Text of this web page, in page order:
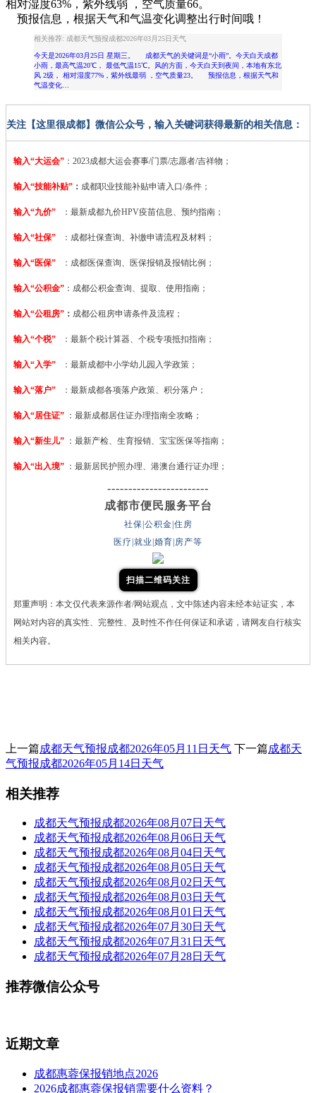
相对湿度63% ，紫外线弱 ，空气质量66。
预报信息，根据天气和气温变化调整出行时间哦！
相关推荐: 成都天气预报成都2026年03月25日天气
今天是2026年03月25日 星期三。 成都天气的关键词是“小雨”。今天白天成都
小雨，最高气温20℃， 最低气温15℃。风的方面，今天白天到夜间，本地有东北
风 2级， 相对湿度77%，紫外线最弱 ，空气质量23。 预报信息，根据天气和
气温变化…
关注【这里很成都】微信公众号，输入关键词获得最新的相关信息：
输入“大运会” ：2023成都大运会赛事/门票/志愿者/吉祥物；
输入“技能补贴” ： 成都职业技能补贴申请入口/条件；
输入“九价” ：最新成都九价HPV疫苗信息、预约指南；
输入“社保” ：成都社保查询、补缴申请流程及材料；
输入“医保” ：成都医保查询、医保报销及报销比例；
输入“公积金” ：成都公积金查询、提取、使用指南；
输入“公租房” ： 成都公租房申请条件及流程；
输入“个税” ：最新个税计算器、个税专项抵扣指南；
输入“入学” ：最新成都中小学幼儿园入学政策；
输入“落户” ：最新成都各项落户政策、积分落户；
输入“居住证” ：最新成都居住证办理指南全攻略；
输入“新生儿” ：最新产检、生育报销、宝宝医保等指南；
输入“出入境” ：最新居民护照办理、港澳台通行证办理；
------------------------
成都市便民服务平台
社保|公积金|住房
医疗|就业|婚育|房产等
扫描二维码关注
郑重声明：本文仅代表来源作者/网站观点，文中陈述内容未经本站证实，本
网站对内容的真实性、完整性、及时性不作任何保证和承诺，请网友自行核实
相关内容。
上一篇成都天气预报成都2026年05月11日天气 下一篇成都天
气预报成都2026年05月14日天气
相关推荐
成都天气预报成都2026年08月07日天气
成都天气预报成都2026年08月06日天气
成都天气预报成都2026年08月04日天气
成都天气预报成都2026年08月05日天气
成都天气预报成都2026年08月02日天气
成都天气预报成都2026年08月03日天气
成都天气预报成都2026年08月01日天气
成都天气预报成都2026年07月30日天气
成都天气预报成都2026年07月31日天气
成都天气预报成都2026年07月28日天气
推荐微信公众号
近期文章
成都惠蓉保报销地点2026
2026成都惠蓉保报销需要什么资料？